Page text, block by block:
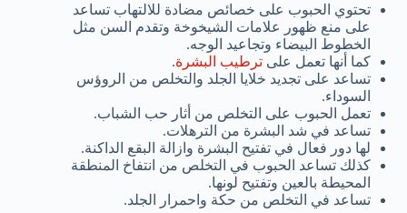
تحتوي الحبوب على خصائص مضادة للالتهاب تساعد
على منع ظهور علامات الشيخوخة وتقدم السن مثل
الخطوط البيضاء وتجاعيد الوجه.
كما أنها تعمل على ترطيب البشرة.
تساعد على تجديد خلايا الجلد والتخلص من الروؤس
السوداء.
تعمل الحبوب على التخلص من أثار حب الشباب.
تساعد في شد البشرة من الترهلات.
لها دور فعال في تفتيح البشرة وازالة البقع الداكنة.
كذلك تساعد الحبوب في التخلص من انتفاخ المنطقة
المحيطة بالعين وتفتيح لونها.
تساعد في التخلص من حكة واحمرار الجلد.